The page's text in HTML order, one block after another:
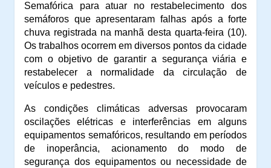
Semafórica para atuar no restabelecimento dos
semáforos que apresentaram falhas após a forte
chuva registrada na manhã desta quarta-feira (10).
Os trabalhos ocorrem em diversos pontos da cidade
com o objetivo de garantir a segurança viária e
restabelecer a normalidade da circulação de
veículos e pedestres.
As condições climáticas adversas provocaram
oscilações elétricas e interferências em alguns
equipamentos semafóricos, resultando em períodos
de inoperância, acionamento do modo de
segurança dos equipamentos ou necessidade de